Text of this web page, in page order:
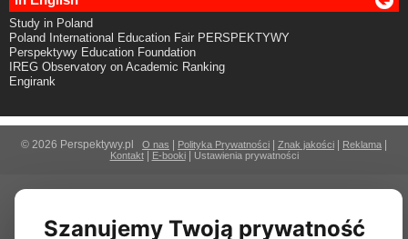
Study in Poland
Poland International Education Fair PERSPEKTYWY
Perspektywy Education Foundation
IREG Observatory on Academic Ranking
Engirank
© 2026 Perspektywy.pl O nas Polityka Prywatności Znak jakości Reklama
Kontakt| E-booki| Ustawienia prywatności
Szanujemy Twoją prywatność